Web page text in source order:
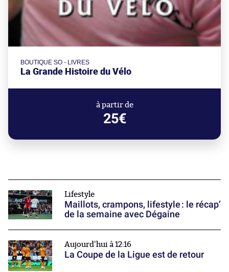
BOUTIQUE SO - LIVRES
La Grande Histoire du Vélo
à partir de
25€
Lifestyle
Maillots, crampons, lifestyle : le récap’
de la semaine avec Dégaine
Aujourd'hui à 12:16
La Coupe de la Ligue est de retour